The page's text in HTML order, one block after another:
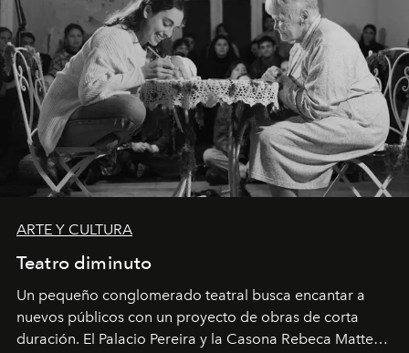
ARTE Y CULTURA
Teatro diminuto
Un pequeño conglomerado teatral busca encantar a
nuevos públicos con un proyecto de obras de corta
duración. El Palacio Pereira y la Casona Rebeca Matte